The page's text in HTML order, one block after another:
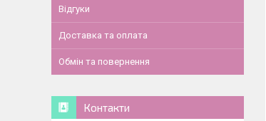
Відгуки
Доставка та оплата
Обмін та повернення
Контакти